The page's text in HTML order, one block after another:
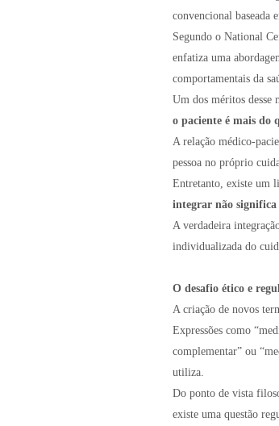
convencional baseada
Segundo o National
enfatiza uma
comportamentais da
Um dos méritos desse
o paciente é mais do
A relação médico-
pessoa no próprio
Entretanto, existe um
integrar não
A verdadeira
individualizada do
O desafio ético e
A criação de novos
Expressões como
complementar” ou
utiliza.
Do ponto de vista
existe uma questão